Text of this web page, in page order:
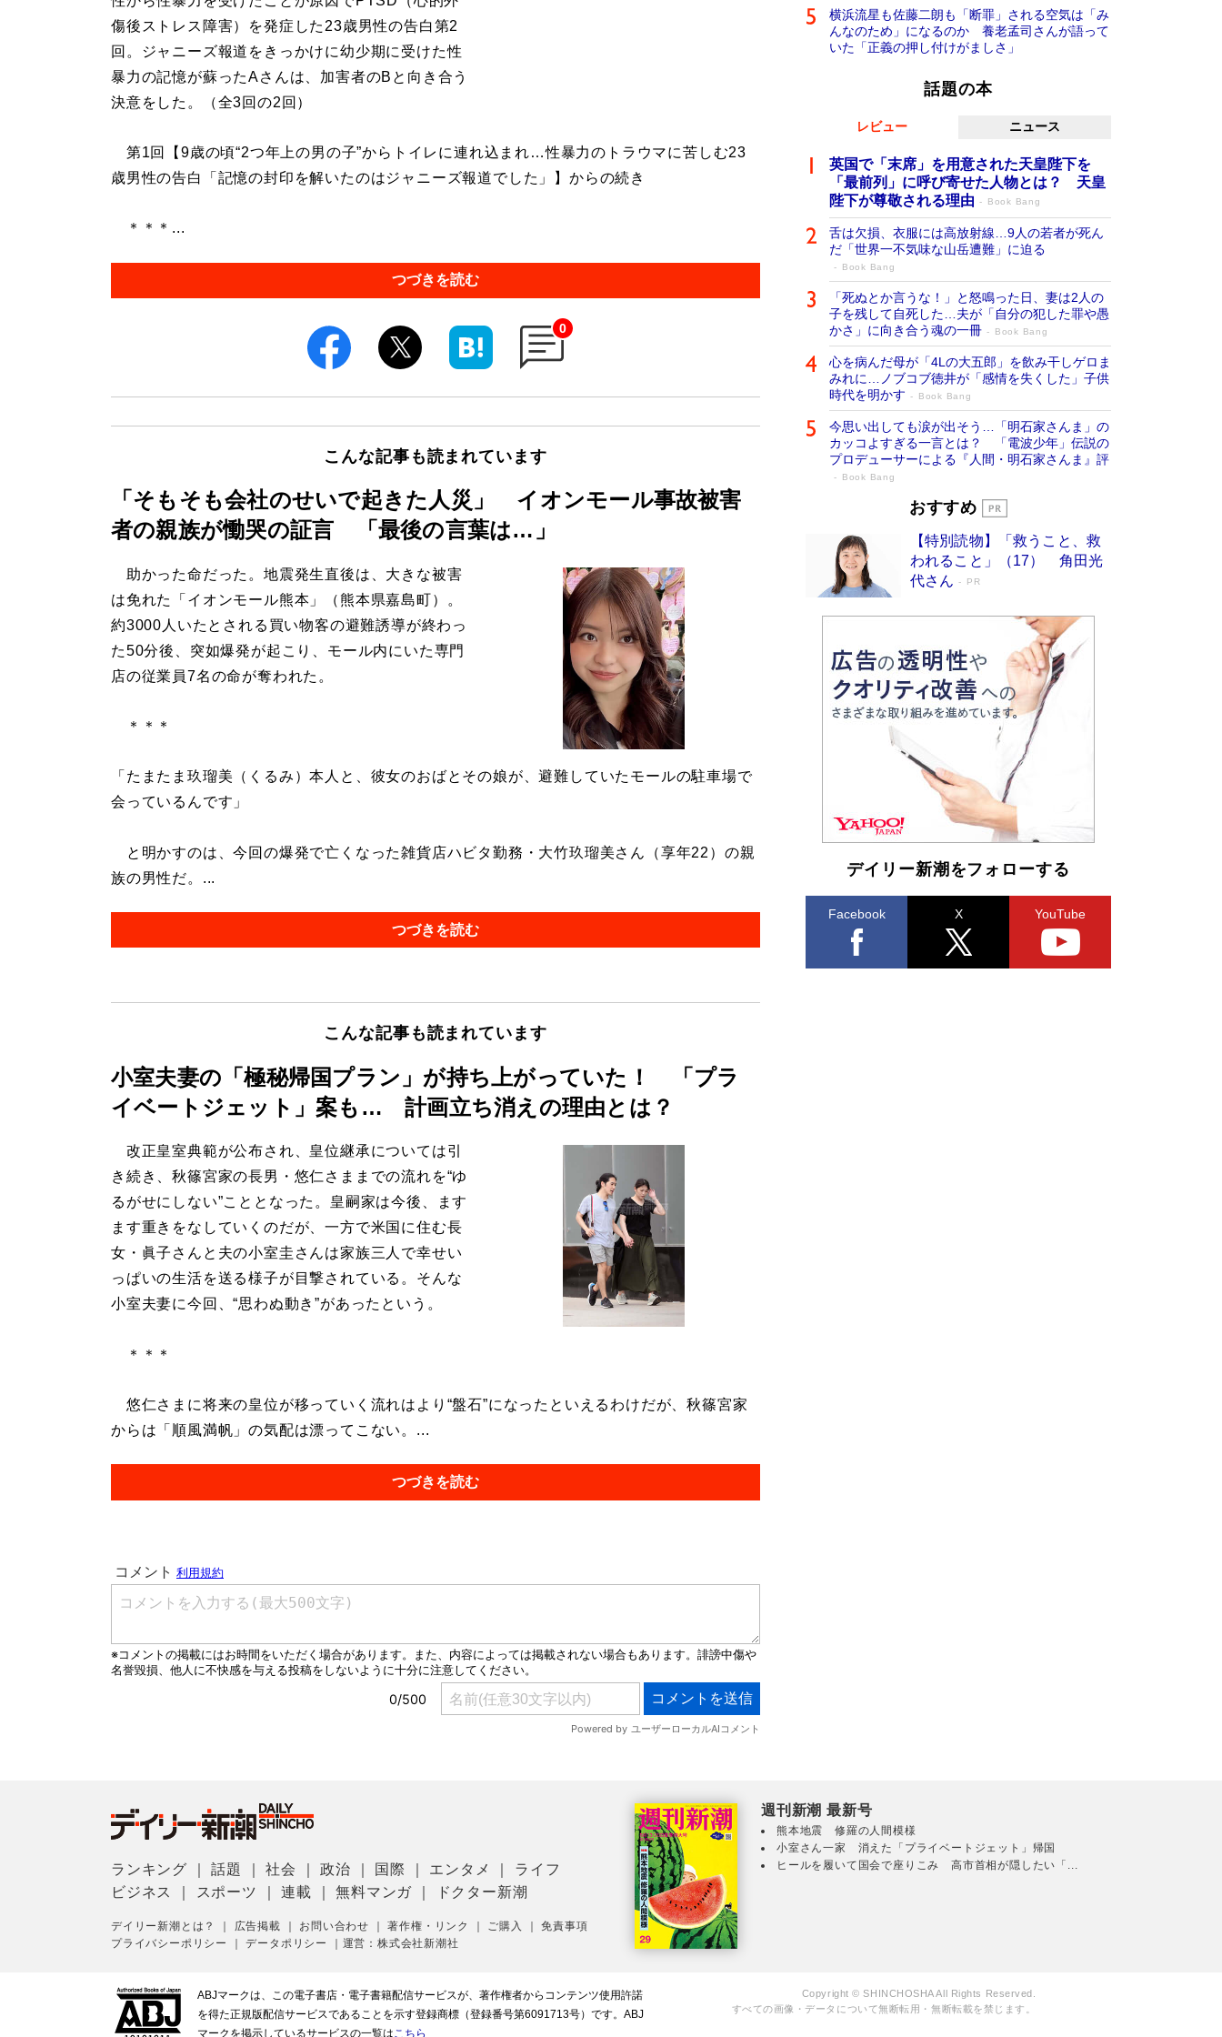
傷後ストレス障害）を発症した23歳男性の告白第2
回。ジャニーズ報道をきっかけに幼少期に受けた性
暴力の記憶が蘇ったAさんは、加害者のBと向き合う
決意をした。（全3回の2回）
第1回【9歳の頃“2つ年上の男の子”からトイレに連れ込まれ…性暴力のトラウマに苦しむ23
歳男性の告白「記憶の封印を解いたのはジャニーズ報道でした」】からの続き
＊＊＊...
つづきを読む
0
こんな記事も読まれています
「そもそも会社のせいで起きた人災」 イオンモール事故被害
者の親族が慟哭の証言 「最後の言葉は…」
助かった命だった。地震発生直後は、大きな被害
は免れた「イオンモール熊本」（熊本県嘉島町）。
約3000人いたとされる買い物客の避難誘導が終わっ
た50分後、突如爆発が起こり、モール内にいた専門
店の従業員7名の命が奪われた。
＊＊＊
「たまたま玖瑠美（くるみ）本人と、彼女のおばとその娘が、避難していたモールの駐車場で
会っているんです」
と明かすのは、今回の爆発で亡くなった雑貨店ハビタ勤務・大竹玖瑠美さん（享年22）の親
族の男性だ。...
つづきを読む
こんな記事も読まれています
小室夫妻の「極秘帰国プラン」が持ち上がっていた！ 「プラ
イベートジェット」案も… 計画立ち消えの理由とは？
改正皇室典範が公布され、皇位継承については引
き続き、秋篠宮家の長男・悠仁さままでの流れを“ゆ
るがせにしない”こととなった。皇嗣家は今後、ます
ます重きをなしていくのだが、一方で米国に住む長
女・眞子さんと夫の小室圭さんは家族三人で幸せい
っぱいの生活を送る様子が目撃されている。そんな
小室夫妻に今回、“思わぬ動き”があったという。
＊＊＊
悠仁さまに将来の皇位が移っていく流れはより“盤石”になったといえるわけだが、秋篠宮家
からは「順風満帆」の気配は漂ってこない。...
つづきを読む
横浜流星も佐藤二朗も「断罪」される空気は「み
んなのため」になるのか 養老孟司さんが語って
いた「正義の押し付けがましさ」
話題の本
レビュー ニュース
英国で「末席」を用意された天皇陛下を
「最前列」に呼び寄せた人物とは？ 天皇
陛下が尊敬される理由
Book Bang
舌は欠損、衣服には高放射線…9人の若者が死ん
だ「世界一不気味な山岳遭難」に迫る
Book Bang
「死ぬとか言うな！」と怒鳴った日、妻は2人の
子を残して自死した…夫が「自分の犯した罪や愚
かさ」に向き合う魂の一冊
Book Bang
心を病んだ母が「4Lの大五郎」を飲み干しゲロま
みれに…ノブコブ徳井が「感情を失くした」子供
時代を明かす
Book Bang
今思い出しても涙が出そう…「明石家さんま」の
カッコよすぎる一言とは？ 「電波少年」伝説の
プロデューサーによる『人間・明石家さんま』評
Book Bang
「宇宙兄弟」最終46巻がベストセラー1
物語に幕 特装版には「宇宙で描かれたマ
ンガ」も収録
Book Bang
美輪明宏 晩年の回答を集めた『ほほえんで生き
「『火垂るの墓』は、大嘘である」原作者が抱き
続けた“自責の念”とは…「自己憐憫は描きたくな
い」監督が徹底的にこだわったこと（後編） #
戦争の記憶
Book Bang
入社10年目にして最下位の営業がトップに大逆
転 上司の“意外な一言”から生まれた「雑談のテ
Book Bang
皇室はなぜ世界から尊敬されているのか？ 「天
皇陛下はお元気でおられるか」がサウジ国王の第
一声になる理由
おすすめ
【特別読物】「救うこと、救
われること」（17） 角田光
代さん
PR
デイリー新潮をフォローする
Facebook X YouTube
ランキング ｜話題 ｜社会 ｜政治 国際 エンタメ
ライフ
ビジネス
スポーツ ｜連載 ｜無料マンガ ドクター新潮
デイリー新潮とは？ 広告掲載 お問い合わせ ｜著作権・リンク ご購入 ｜免責事項
プライバシーポリシー
｜データポリシー 運営：株式会社新潮社
週刊新潮 最新号
熊本地震 修羅の人間模様
小室さん一家 消えた「プライベートジェット」帰国
ヒールを履いて国会で座りこみ 高市首相が隠したい「...
ABJマークは、この電子書店・電子書籍配信サービスが、著作権者からコンテンツ使用許諾
を得た正規版配信サービスであることを示す登録商標（登録番号第6091713号）です。ABJ
マークを掲示しているサービスの一覧は こちら
Copyright © SHINCHOSHA All Rights Reserved.
すべての画像・データについて無断転用・無断転載を禁じます。